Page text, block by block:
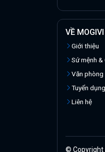
VỀ MOGIVI
Giới thiệu
Sứ mệnh &
Văn phòng
Tuyển dụng
Liên hệ
© Copyright